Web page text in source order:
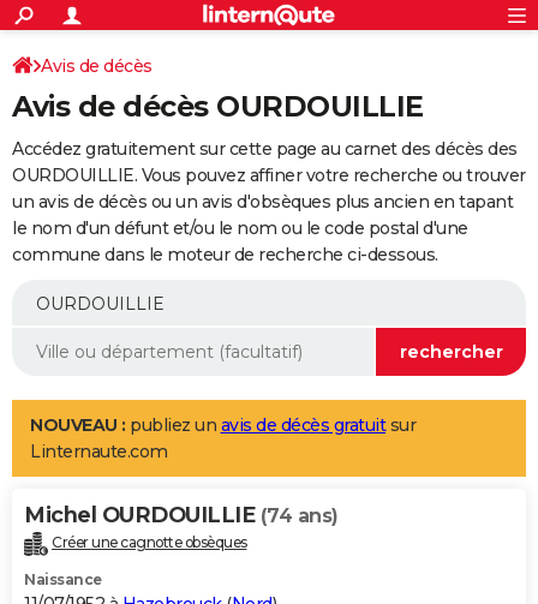
ACTUALITÉS
Politique
Société
Faits Divers
Education
Monde
Villes
+
SPORT
Coupe du monde 2026
Football
Tennis
Cyclisme
Rugby
Forum
Programme TV
TNT
Streaming
Cinéma
Sorties cinéma
Musique
+
FINANCE
Impôts
Immobilier
Risques naturels par ville
Banque
Assurance
Crédit
AUTO
Essais
Réserver un essai
Citadines
Berlines
SUV
Forum auto
+
Mobiles
Meilleur smartphone
Internet
Ordinateurs
Jeux vidéo
Guide high-tech
Aménagement intérieur
LIFESTYLE
Art de vivre
Bien-être
Loisirs
Mode
Modes de vie
Alimentation
Guide de la santé
Maladies
Médicaments
Sommeil
VOYAGE
Destinations
City break
Voyage nature
Voyage de noces
Forum
Climat
+PHOTO
Avis de décès
Avis de décès OURDOUILLIE
Accédez gratuitement sur cette page au carnet des décès des
OURDOUILLIE. Vous pouvez affiner votre recherche ou trouver
un avis de décès ou un avis d'obsèques plus ancien en tapant
le nom d'un défunt et/ou le nom ou le code postal d'une
commune dans le moteur de recherche ci-dessous.
NOUVEAU : publiez un avis de décès gratuitsur
Linternaute.com
Michel OURDOUILLIE (74 ans)
Créer une cagnotte obsèques
Naissance